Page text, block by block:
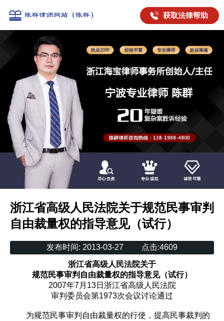
获取法律帮助
浙江省高级人民法院关于规范民事审判
自由裁量权的指导意见（试行）
发布时间: 2013-03-27 点击:4609
浙江省高级人民法院关于
规范民事审判自由裁量权的指导意见（试行）
2007年7月13日浙江省高级人民法院
审判委员会第1973次会议讨论通过
为规范民事审判自由裁量权的行使，提高民事裁判的